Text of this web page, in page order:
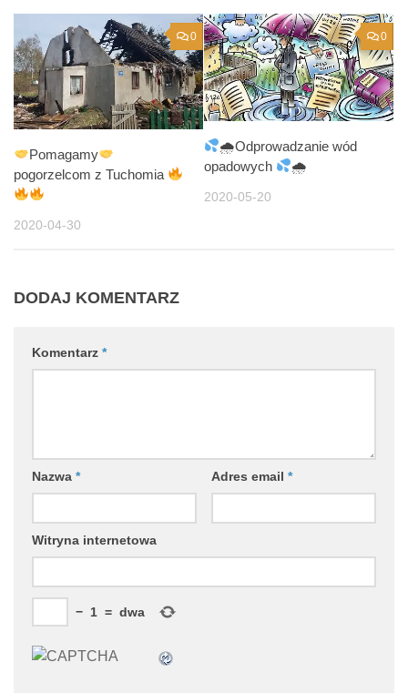
0
Pomagamy
pogorzelcom z Tuchomia
2020-04-30
0
🌧Odprowadzanie wód
opadowych
🌧
2020-05-20
DODAJ KOMENTARZ
Komentarz *
Nazwa * Adres email *
Witryna internetowa
− 1 = dwa